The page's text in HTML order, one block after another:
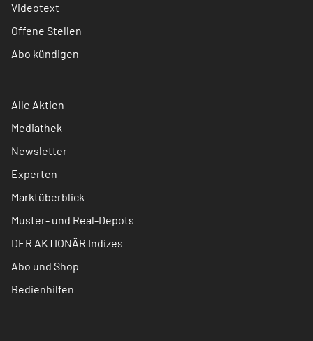
Videotext
Offene Stellen
Abo kündigen
Alle Aktien
Mediathek
Newsletter
Experten
Marktüberblick
Muster- und Real-Depots
DER AKTIONÄR Indizes
Abo und Shop
Bedienhilfen